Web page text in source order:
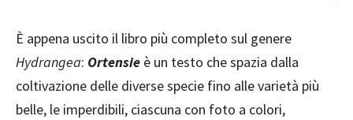
È appena uscito il libro più completo sul genere
Hydrangea: Ortensie è un testo che spazia dalla
coltivazione delle diverse specie fino alle varietà più
belle, le imperdibili, ciascuna con foto a colori,